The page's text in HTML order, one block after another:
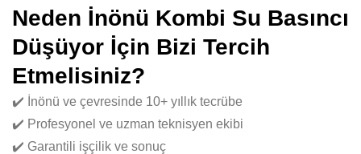
Neden İnönü Kombi Su Basıncı
Düşüyor İçin Bizi Tercih
Etmelisiniz?
✔️ İnönü ve çevresinde 10+ yıllık tecrübe
✔️ Profesyonel ve uzman teknisyen ekibi
✔️ Garantili işçilik ve sonuç